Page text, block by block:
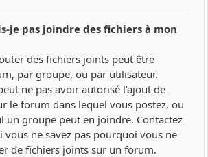
je pas joindre des fichiers à mon
des fichiers joints peut être
par groupe, ou par utilisateur.
ne pas avoir autorisé l’ajout de
le forum dans lequel vous postez, ou
un groupe peut en joindre. Contactez
vous ne savez pas pourquoi vous ne
de fichiers joints sur un forum.